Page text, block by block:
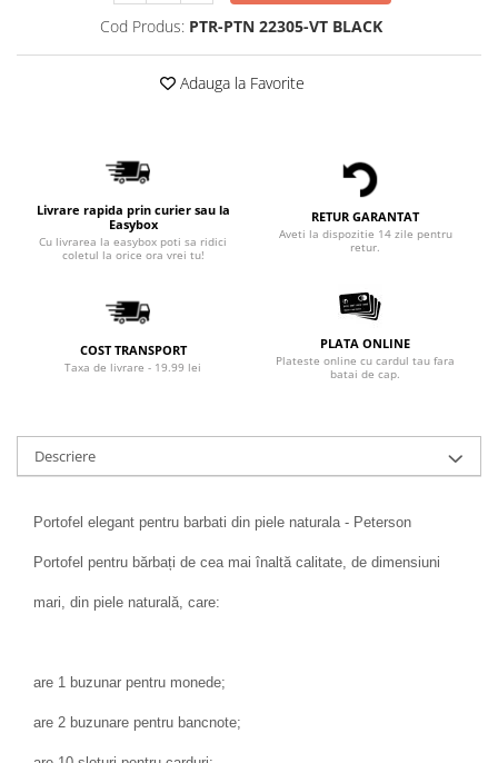
Cod Produs: PTR-PTN 22305-VT BLACK
Adauga la Favorite
Livrare rapida prin curier sau la
Easybox
Cu livrarea la easybox poti sa ridici
coletul la orice ora vrei tu!
RETUR GARANTAT
Aveti la dispozitie 14 zile pentru
retur.
COST TRANSPORT
Taxa de livrare - 19.99 lei
PLATA ONLINE
Plateste online cu cardul tau fara
batai de cap.
Descriere
Portofel elegant pentru barbati din piele naturala - Peterson
Portofel pentru bărbați de cea mai înaltă calitate, de dimensiuni
mari, din piele naturală, care:
are 1 buzunar pentru monede;
are 2 buzunare pentru bancnote;